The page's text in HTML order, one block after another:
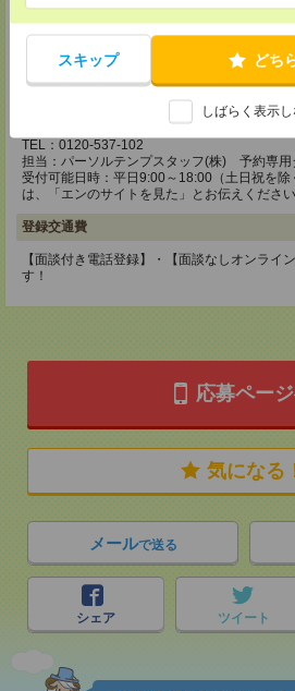
スキップ どち
しばらく表示
担当：パーソルテンプスタッフ(株) 予約専用
受付可能日時：平日9:00～18:00（土日祝を
は、「エンのサイトを見た」とお伝えください
静岡県沼津市大手町2-10-14 ファース沼津ビ
TEL：0120-537-102
担当：パーソルテンプスタッフ(株) 予約専用
受付可能日時：平日9:00～18:00（土日祝を
は、「エンのサイトを見た」とお伝えください
登録交通費
【面談付き電話登録】・【面談なしオンライ
す！
応募ペー
気になる
メールで送る
シェア ツイート